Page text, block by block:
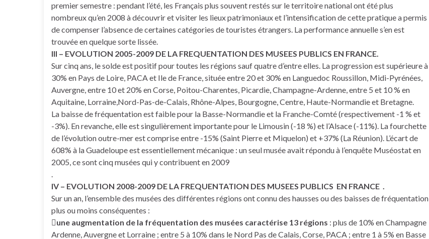
premier semestre : pendant l’été, les Français plus souvent restés sur le territoire national ont été plus
nombreux qu’en 2008 à découvrir et visiter les lieux patrimoniaux et l’intensification de cette pratique a permis
de compenser l’absence de certaines catégories de touristes étrangers. La performance annuelle s’en est
trouvée en quelque sorte lissée.
III – EVOLUTION 2005-2009 DE LA FREQUENTATION DES MUSEES PUBLICS EN FRANCE.
Sur cinq ans, le solde est positif pour toutes les régions sauf quatre d’entre elles. La progression est supérieure à
30% en Pays de Loire, PACA et Ile de France, située entre 20 et 30% en Languedoc Roussillon, Midi-Pyrénées,
Auvergne, entre 10 et 20% en Corse, Poitou-Charentes, Picardie, Champagne-Ardenne, entre 5 et 10 % en
Aquitaine, Lorraine,Nord-Pas-de-Calais, Rhône-Alpes, Bourgogne, Centre, Haute-Normandie et Bretagne.
La baisse de fréquentation est faible pour la Basse-Normandie et la Franche-Comté (respectivement -1 % et
-3%). En revanche, elle est singulièrement importante pour le Limousin (-18 %) et l’Alsace (-11%). La fourchette
de l’évolution outre-mer est comprise entre -15% (Saint Pierre et Miquelon) et +37% (La Réunion). L’écart de
608% à la Guadeloupe est essentiellement mécanique : un seul musée avait répondu à l’enquête Muséostat en
2005, ce sont cinq musées qui y contribuent en 2009
.
IV – EVOLUTION 2008-2009 DE LA FREQUENTATION DES MUSEES PUBLICS EN FRANCE .
Sur un an, l’ensemble des musées des différentes régions ont connu des hausses ou des baisses de fréquentation
plus ou moins conséquentes :
une augmentation de la fréquentation des musées caractérise 13 régions : plus de 10% en Champagne
Ardenne, Auvergne et Lorraine ; entre 5 à 10% dans le Nord Pas de Calais, Corse, PACA ; entre 1 à 5% en Basse